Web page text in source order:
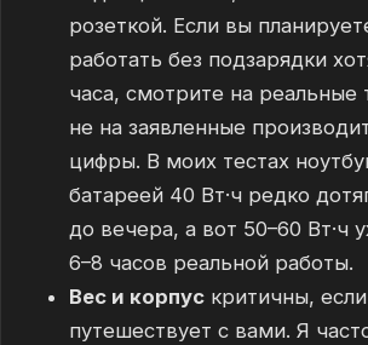
розеткой. Если вы
работать без подзарядки
часа, смотрите на реальные
не на заявленные
цифры. В моих тестах
батареей 40 Вт·ч редко
до вечера, а вот 50–60 Вт·ч
6–8 часов реальной работы.
Вес и корпускритичны, если
путешествует с вами. Я